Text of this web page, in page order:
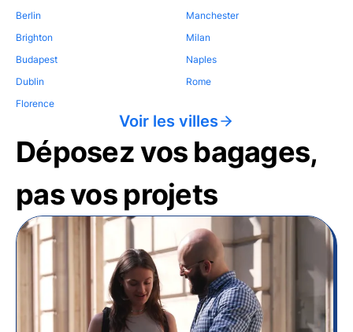
Berlin
Brighton
Budapest
Dublin
Florence
Manchester
Milan
Naples
Rome
Voir les villes
Déposez vos bagages,
pas vos projets